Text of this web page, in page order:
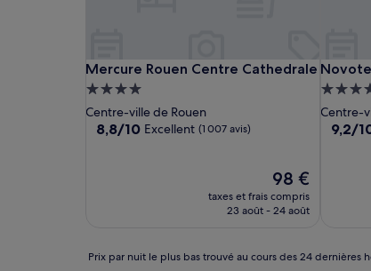
Mercure Rouen Centre Cathedrale
Mercure Rouen Centre Cathedrale
Hébergement
4.0 étoiles
Centre-ville de Rouen
8.8
8,8/10 Excellent (1 007 avis)
Le
nouveau
prix
98 €
98 €
taxes et frais compris
23 août - 24 août
4.0
Centre-
9.2
9,2/
Prix
Prix par nuit le plus bas trouvé au cours des 24 dernières